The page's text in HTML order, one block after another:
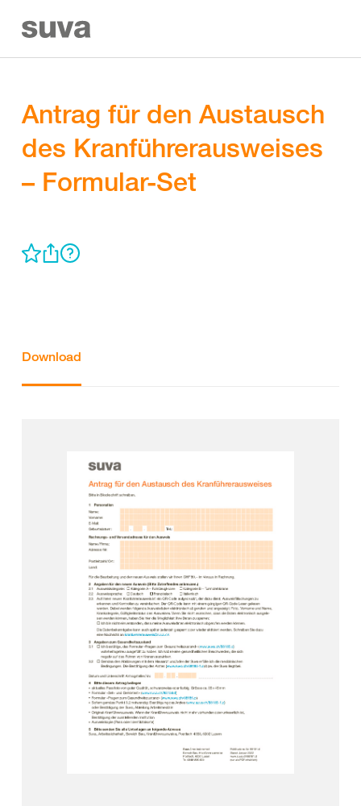
Antrag für den Austausch
des Kranführerausweises
– Formular-Set
Download